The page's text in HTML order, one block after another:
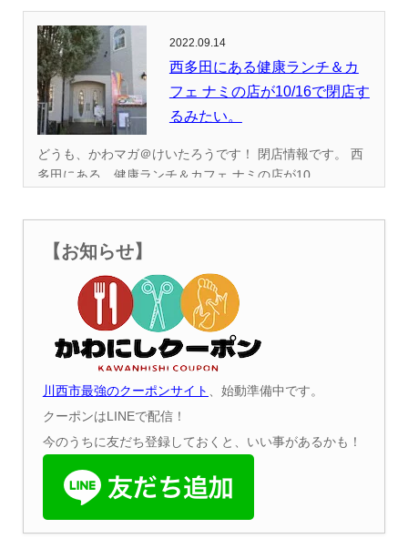
2022.09.14
西多田にある健康ランチ＆カ
フェ ナミの店が10/16で閉店す
るみたい。
どうも、かわマガ＠けいたろうです！ 閉店情報です。 西
多田にある、健康ランチ＆カフェ ナミの店が10...
【お知らせ】
川西市最強のクーポンサイト 、始動準備中です。
クーポンはLINEで配信！
今のうちに友だち登録しておくと、いい事があるかも！